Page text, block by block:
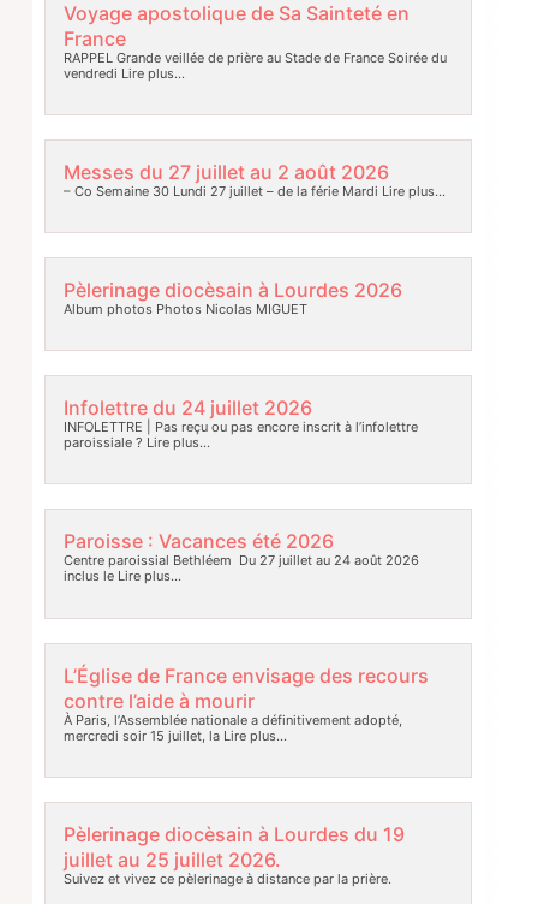
Voyage apostolique de Sa Sainteté en
France
RAPPEL Grande veillée de prière au Stade de France Soirée du
vendredi Lire plus…
Messes du 27 juillet au 2 août 2026
– Co Semaine 30 Lundi 27 juillet – de la férie Mardi Lire plus…
Pèlerinage diocèsain à Lourdes 2026
Album photos Photos Nicolas MIGUET
Infolettre du 24 juillet 2026
INFOLETTRE | Pas reçu ou pas encore inscrit à l’infolettre
paroissiale ? Lire plus…
Paroisse : Vacances été 2026
Centre paroissial Bethléem Du 27 juillet au 24 août 2026
inclus leLire plus…
L’Église de France envisage des recours
contre l’aide à mourir
À Paris, l’Assemblée nationale a définitivement adopté,
mercredi soir 15 juillet, laLire plus…
Pèlerinage diocèsain à Lourdes du 19
juillet au 25 juillet 2026.
Suivez et vivez ce pèlerinage à distance par la prière.